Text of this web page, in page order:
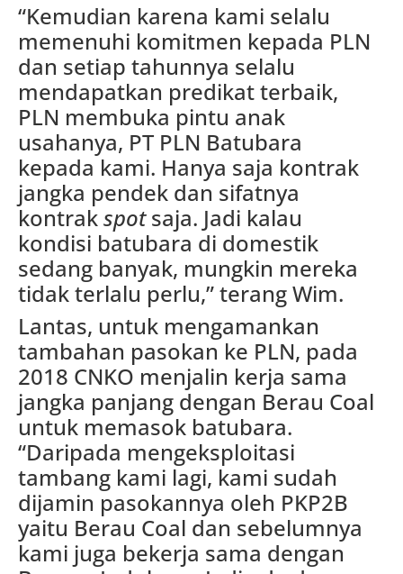
“Kemudian karena kami selalu
memenuhi komitmen kepada PLN
dan setiap tahunnya selalu
mendapatkan predikat terbaik,
PLN membuka pintu anak
usahanya, PT PLN Batubara
kepada kami. Hanya saja kontrak
jangka pendek dan sifatnya
kontrakspotsaja. Jadi kalau
kondisi batubara di domestik
sedang banyak, mungkin mereka
tidak terlalu perlu,” terang Wim.
Lantas, untuk mengamankan
tambahan pasokan ke PLN, pada
2018 CNKO menjalin kerja sama
jangka panjang dengan Berau Coal
untuk memasok batubara.
“Daripada mengeksploitasi
tambang kami lagi, kami sudah
dijamin pasokannya oleh PKP2B
yaitu Berau Coal dan sebelumnya
kami juga bekerja sama dengan